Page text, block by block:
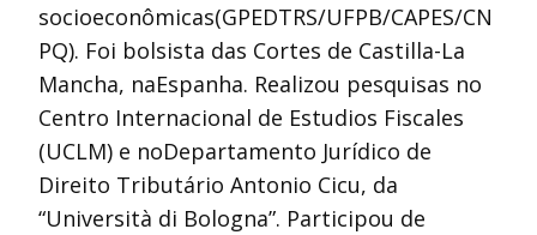
socioeconômicas(GPEDTRS/UFPB/CAPES/CN
PQ). Foi bolsista das Cortes de Castilla-La
Mancha, naEspanha. Realizou pesquisas no
Centro Internacional de Estudios Fiscales
(UCLM) e noDepartamento Jurídico de
Direito Tributário Antonio Cicu, da
“Università di Bologna”. Participou de